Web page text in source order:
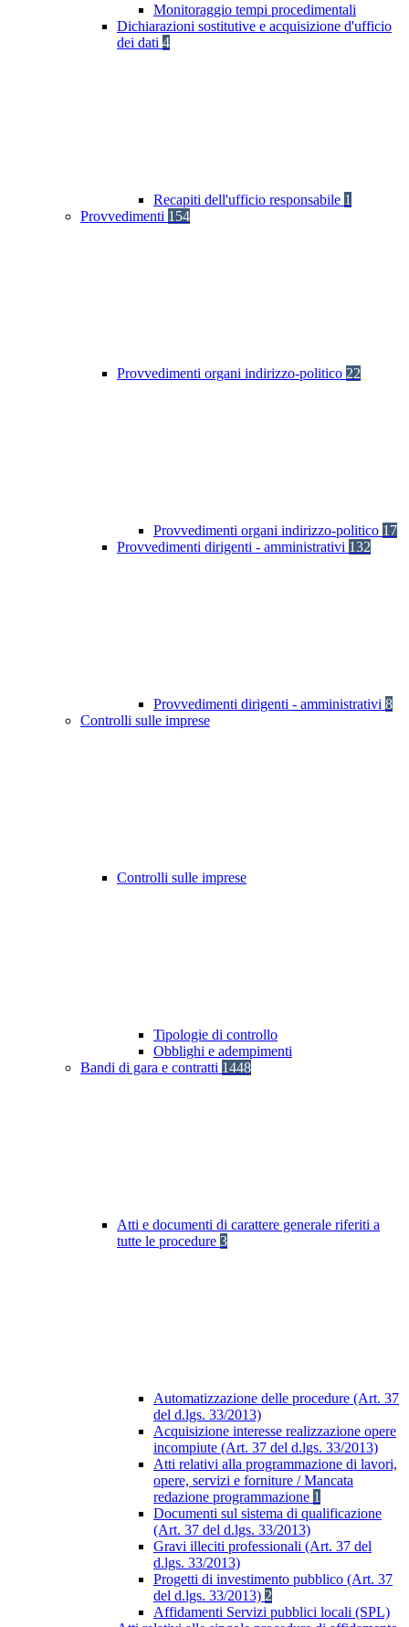
Monitoraggio tempi procedimentali
Dichiarazioni sostitutive e acquisizione d'ufficio
dei dati 4
Recapiti dell'ufficio responsabile 1
Provvedimenti 154
Provvedimenti organi indirizzo-politico 22
Provvedimenti organi indirizzo-politico 17
Provvedimenti dirigenti - amministrativi 132
Provvedimenti dirigenti - amministrativi 8
Controlli sulle imprese
Controlli sulle imprese
Tipologie di controllo
Obblighi e adempimenti
Bandi di gara e contratti 1448
Atti e documenti di carattere generale riferiti a
tutte le procedure 3
Automatizzazione delle procedure (Art. 37
del d.lgs. 33/2013)
Acquisizione interesse realizzazione opere
incompiute (Art. 37 del d.lgs. 33/2013)
Atti relativi alla programmazione di lavori,
opere, servizi e forniture / Mancata
redazione programmazione 1
Documenti sul sistema di qualificazione
(Art. 37 del d.lgs. 33/2013)
Gravi illeciti professionali (Art. 37 del
d.lgs. 33/2013)
Progetti di investimento pubblico (Art. 37
del d.lgs. 33/2013) 2
Affidamenti Servizi pubblici locali (SPL)